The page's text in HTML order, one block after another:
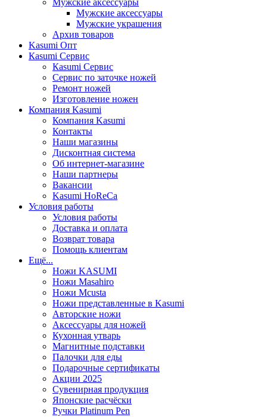
Мужские аксессуары
Мужские украшения
Архив товаров
Kasumi Опт
Кasumi Сервис
Кasumi Сервис
Сервис по заточке ножей
Ремонт ножей
Изготовление ножен
Компания Kasumi
Компания Kasumi
Контакты
Наши магазины
Дисконтная система
Об интернет-магазине
Наши партнеры
Вакансии
Kasumi HoReCa
Условия работы
Условия работы
Доставка и оплата
Возврат товара
Помощь клиентам
Ещё...
Ножи KASUMI
Ножи Masahiro
Ножи Mcusta
Ножи представленные в Kasumi
Авторские ножи
Аксессуары для ножей
Кухонная утварь
Магнитные подставки
Палочки для еды
Подарочные сертификаты
Акции 2025
Сувенирная продукция
Японские расчёски
Ручки Platinum Pen